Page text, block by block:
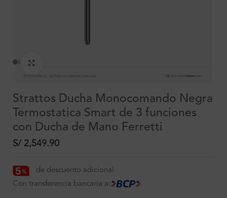
Strattos Ducha Monocomando Negra
Termostatica Smart de 3 funciones
con Ducha de Mano Ferretti
S/ 2,549.90
de descuento adicional
Con transferencia bancaria a: